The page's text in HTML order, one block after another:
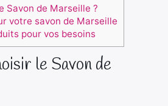
Savon de Marseille ?
votre savon de Marseille
pour vos besoins
le Savon de